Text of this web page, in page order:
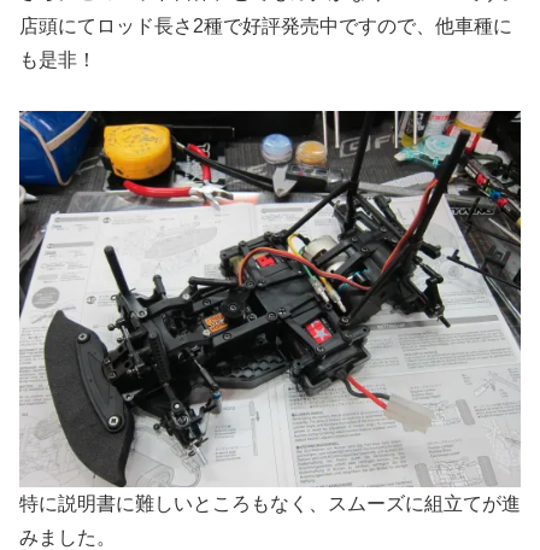
店頭にてロッド長さ2種で好評発売中ですので、他車種に
も是非！
特に説明書に難しいところもなく、スムーズに組立てが進
みました。